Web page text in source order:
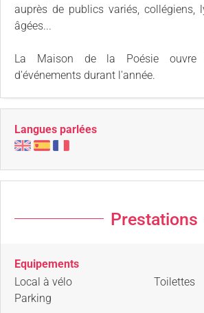
auprès de publics variés, collégiens,
âgées...
La Maison de la Poésie ouvre
d'événements durant l'année.
Langues parlées
Prestations
Equipements
Local à vélo
Parking
Toilettes